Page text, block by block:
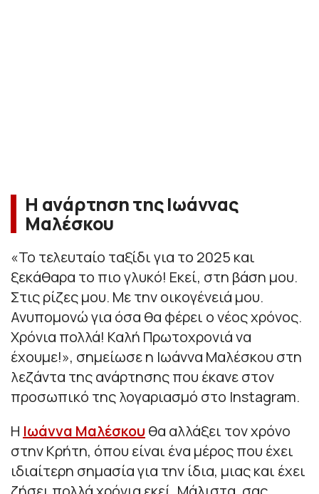
Η ανάρτηση της Ιωάννας
Μαλέσκου
«Το τελευταίο ταξίδι για το 2025 και
ξεκάθαρα το πιο γλυκό! Εκεί, στη βάση μου.
Στις ρίζες μου. Με την οικογένειά μου.
Ανυπομονώ για όσα θα φέρει ο νέος χρόνος.
Χρόνια πολλά! Καλή Πρωτοχρονιά να
έχουμε!», σημείωσε η Ιωάννα Μαλέσκου στη
λεζάντα της ανάρτησης που έκανε στον
προσωπικό της λογαριασμό στο Instagram.
Η Ιωάννα Μαλέσκου θα αλλάξει τον χρόνο
στην Κρήτη, όπου είναι ένα μέρος που έχει
ιδιαίτερη σημασία για την ίδια, μιας και έχει